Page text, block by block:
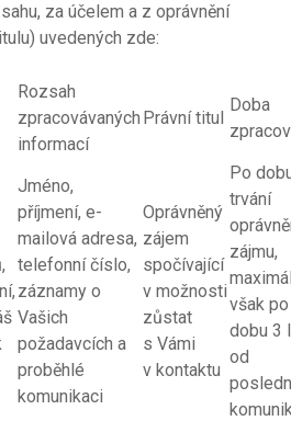
za účelem a z oprávnění
uvedených zde:
Rozsah
zpracovávaných
informací
Právní titul
Doba
Jméno,
příjmení, e-
mailová adresa,
telefonní číslo,
záznamy o
Vašich
požadavcích a
proběhlé
komunikaci
Oprávněný
zájem
spočívající
v možnosti
zůstat
s Vámi
v kontaktu
Po
trvání
zájmu,
však po
dobu 3
od